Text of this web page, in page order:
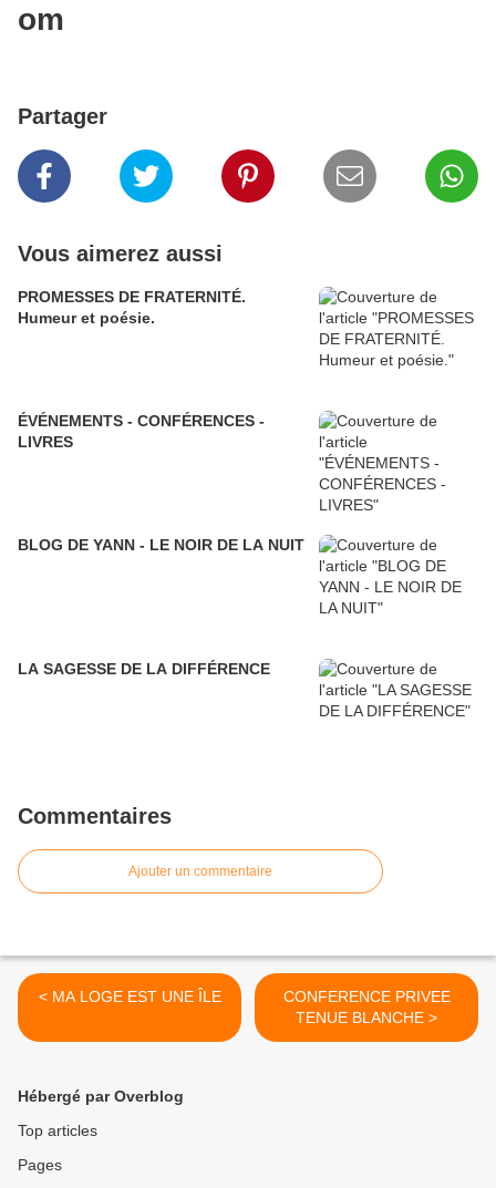
om
Partager
Vous aimerez aussi
PROMESSES DE FRATERNITÉ.
Humeur et poésie.
ÉVÉNEMENTS - CONFÉRENCES -
LIVRES
BLOG DE YANN - LE NOIR DE LA NUIT
LA SAGESSE DE LA DIFFÉRENCE
Commentaires
Ajouter un commentaire
< MA LOGE EST UNE ÎLE
CONFERENCE PRIVEE
TENUE BLANCHE >
Hébergé par Overblog
Top articles
Pages